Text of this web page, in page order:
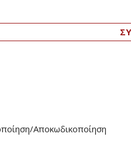
Αποκωδικοποίηση